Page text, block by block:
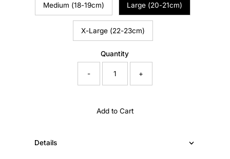
Medium (18-19cm) Large (20-21cm)
X-Large (22-23cm)
Quantity
- +
Add to Cart
Details